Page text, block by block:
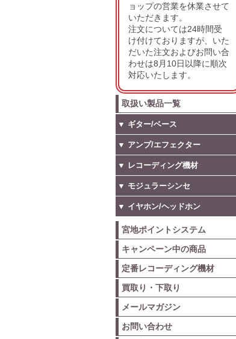
ョップの営業を休業させて
いただきます。
注文については24時間受
け付けておりますが、いた
だいた注文およびお問い合
わせは8月10日以降に順次
対応いたします。
取扱い製品一覧
▼ ギター/ベース
▼ アンプ/エフェクター
▼ レコーディング機材
▼ モジュラーシンセ
▼ イヤホン/ヘッドホン
宮地ポイントシステム
キャンペーン中の商品
定番レコーディング機材
買取り・下取り
メールマガジン
お問い合わせ